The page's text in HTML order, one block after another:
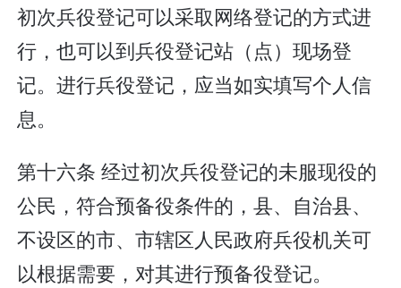
初次兵役登记可以采取网络登记的方式进
行，也可以到兵役登记站（点）现场登
记。进行兵役登记，应当如实填写个人信
息。
第十六条 经过初次兵役登记的未服现役的
公民，符合预备役条件的，县、自治县、
不设区的市、市辖区人民政府兵役机关可
以根据需要，对其进行预备役登记。